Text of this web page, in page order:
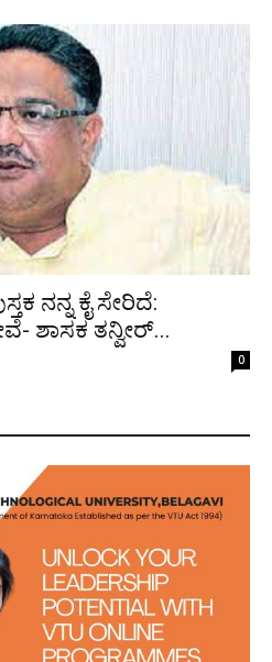
ನನ್ನ ಕೈ ಸೇರಿದೆ:
ಶಾಸಕ ತನ್ವೀರ್...
0